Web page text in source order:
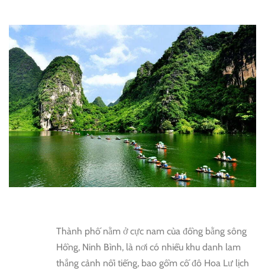
Thành phố nằm ở cực nam của đồng bằng sông
Hồng, Ninh Bình, là nơi có nhiều khu danh lam
thắng cảnh nổi tiếng, bao gồm cố đô Hoa Lư lịch